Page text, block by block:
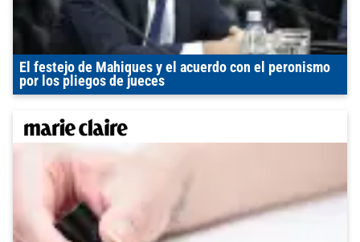
El festejo de Mahiques y el acuerdo con el peronismo
por los pliegos de jueces